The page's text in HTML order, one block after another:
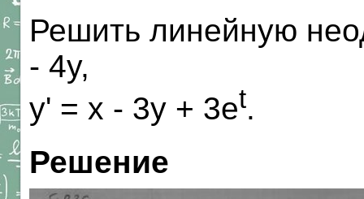
Решить линейную
- 4y,
y' = x - 3y + 3et.
Решение